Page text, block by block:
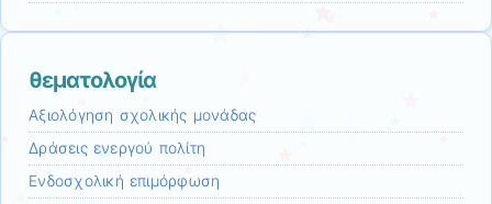
θεματολογία
Αξιολόγηση σχολικής μονάδας
Δράσεις ενεργού πολίτη
Ενδοσχολική επιμόρφωση